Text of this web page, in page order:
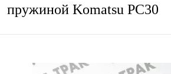
пружиной Komatsu PC30